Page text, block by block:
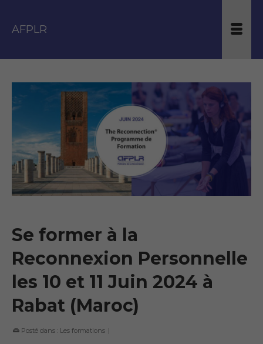
AFPLR
Se former à la
Reconnexion Personnelle
les 10 et 11 Juin 2024 à
Rabat (Maroc)
Posté dans : Les formations |